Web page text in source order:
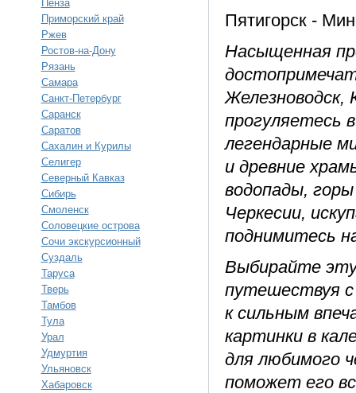
Пенза
Приморский край
Ржев
Ростов-на-Дону
Рязань
Самара
Санкт-Петербург
Саранск
Саратов
Сахалин и Курилы
Селигер
Северный Кавказ
Сибирь
Смоленск
Соловецкие острова
Сочи экскурсионный
Суздаль
Таруса
Тверь
Тамбов
Тула
Урал
Удмуртия
Ульяновск
Хабаровск
Пятигорск -
Насыщенная
Железноводск,
прогуляетесь
легендарные
и древние
водопады, горы
Черкесии,
поднимитесь
Выбирайте
путешествуя
к сильным
картинки в
для любимого
поможет его